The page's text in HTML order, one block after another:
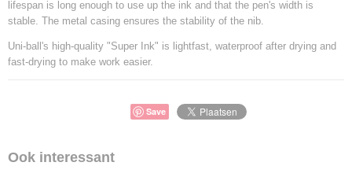
lifespan is long enough to use up the ink and that the pen's width is
stable. The metal casing ensures the stability of the nib.
Uni-ball's high-quality "Super Ink" is lightfast, waterproof after drying and
fast-drying to make work easier.
Save
Ook interessant